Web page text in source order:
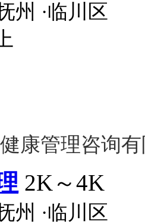
州 ·临川区
康管理咨询
2K～4K
州 ·临川区